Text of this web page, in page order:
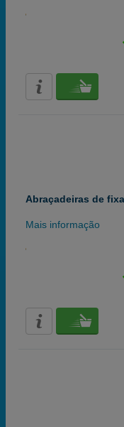
Abraçadeiras de
Mais informação